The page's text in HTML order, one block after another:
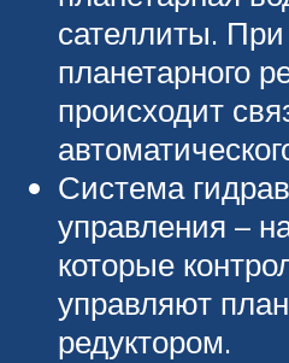
сателлиты.
планетарного
происходит
Система
управления –
которые
управляют
редуктором.